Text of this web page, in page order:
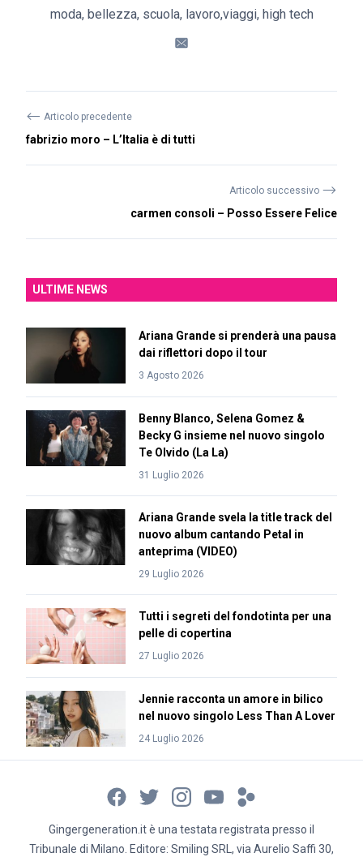
moda, bellezza, scuola, lavoro,viaggi, high tech
⟵ Articolo precedente
fabrizio moro – L’Italia è di tutti
Articolo successivo ⟶
carmen consoli – Posso Essere Felice
ULTIME NEWS
Ariana Grande si prenderà una pausa
dai riflettori dopo il tour
3 Agosto 2026
Benny Blanco, Selena Gomez &
Becky G insieme nel nuovo singolo
Te Olvido (La La)
31 Luglio 2026
Ariana Grande svela la title track del
nuovo album cantando Petal in
anteprima (VIDEO)
29 Luglio 2026
Tutti i segreti del fondotinta per una
pelle di copertina
27 Luglio 2026
Jennie racconta un amore in bilico
nel nuovo singolo Less Than A Lover
24 Luglio 2026
Gingergeneration.it è una testata registrata presso il
Tribunale di Milano. Editore: Smiling SRL, via Aurelio Saffi 30,